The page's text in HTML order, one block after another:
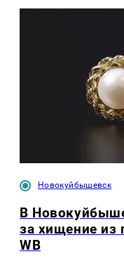
Новокуйбышевск
В
за хищение из
WB